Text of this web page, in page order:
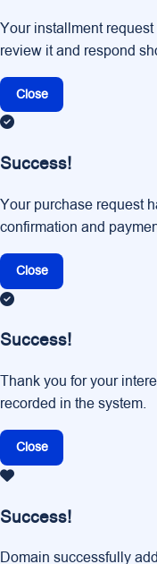
Your installment
review it and respond
Close
Success!
Your purchase request
confirmation and
Close
Success!
Thank you for your
recorded in the system.
Close
Success!
Domain successfully